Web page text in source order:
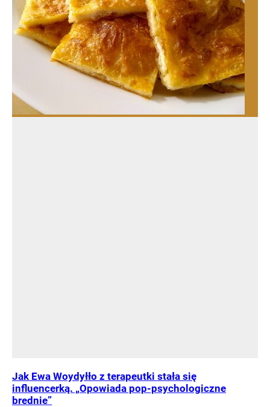
Jak Ewa Woydyłło z terapeutki stała się
influencerką. „Opowiada pop-psychologiczne
brednie”